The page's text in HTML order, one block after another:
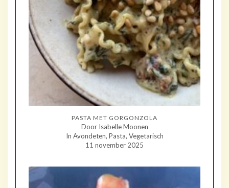
PASTA MET GORGONZOLA
Door Isabelle Moonen
In Avondeten, Pasta, Vegetarisch
11 november 2025